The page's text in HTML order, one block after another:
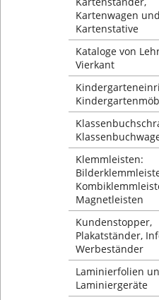
Kartenwagen und
Kartenstative
Kataloge von
Vierkant
Klemmleisten:
Magnetleisten
Kundenstopper,
Plakatständer,
Werbeständer
Laminierfolien
Laminiergeräte